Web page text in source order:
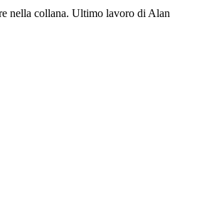
nella collana. Ultimo lavoro di Alan